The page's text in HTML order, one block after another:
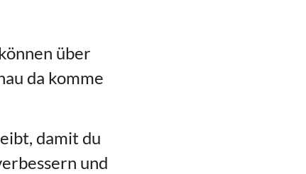
über
da komme
damit du
und